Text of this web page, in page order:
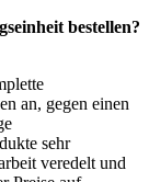
bestellen?
an, gegen einen
sehr
veredelt und